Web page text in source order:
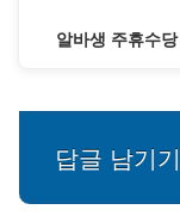
알바생 주휴수
답글 남기기